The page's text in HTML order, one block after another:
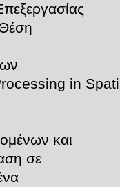
in
και
σε